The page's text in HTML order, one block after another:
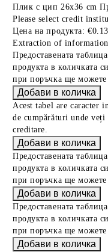
Плик с цип 26x36 cm
Please select credit
Цена на продукта: €0.13
Extraction of
Предоставената
продукта в количката
при поръчка ще можете
Acest tabel are caracter
de cumpărături unde
creditare.
Предоставената
продукта в количката
при поръчка ще можете
Предоставената
продукта в количката
при поръчка ще можете